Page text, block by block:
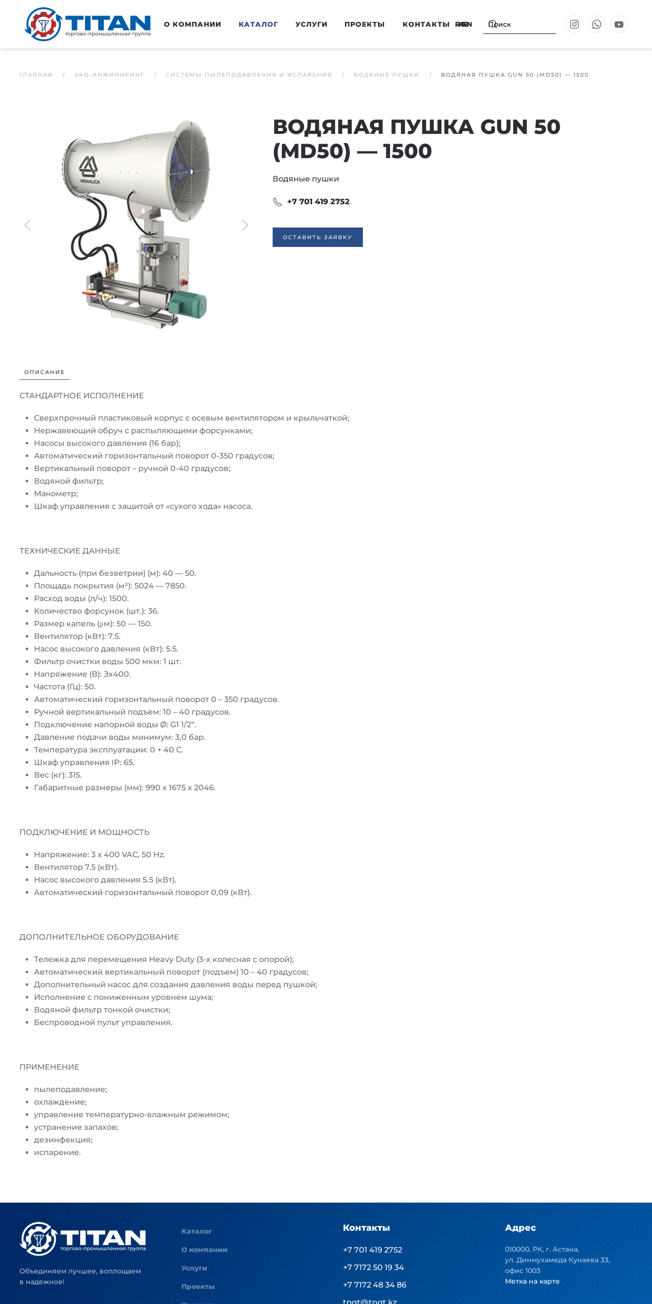
Перейти к основному содержанию О КОМПАНИИ КАТАЛОГ УСЛУГИ ПРОЕКТЫ КОНТАКТЫ RU
KZ
EN
ГЛАВНАЯ ЭКО-ИНЖИНИРИНГ СИСТЕМЫ ПЫЛЕПОДАВЛЕНИЯ И ИСПАРЕНИЯ ВОДЯНЫЕ ПУШКИ ВОДЯНАЯ ПУШКА GUN 50 (MD50) — 1500
ВОДЯНАЯ ПУШКА GUN 50
(MD50) — 1500
Водяные пушки
+7 701 419 2752
ОСТАВИТЬ ЗАЯВКУ
ОПИСАНИЕ
СТАНДАРТНОЕ ИСПОЛНЕНИЕ
Сверхпрочный пластиковый корпус с осевым вентилятором и крыльчаткой;
Нержавеющий обруч с распыляющими форсунками;
Насосы высокого давления (16 бар);
Автоматический горизонтальный поворот 0-350 градусов;
Вертикальный поворот – ручной 0-40 градусов;
Водяной фильтр;
Манометр;
Шкаф управления с защитой от «сухого хода» насоса.
ТЕХНИЧЕСКИЕ ДАННЫЕ
Дальность (при безветрии) (м): 40 — 50.
Площадь покрытия (м²): 5024 — 7850.
Расход воды (л/ч): 1500.
Количество форсунок (шт.): 36.
Размер капель (μм): 50 — 150.
Вентилятор (кВт): 7.5.
Насос высокого давления (кВт): 5.5.
Фильтр очистки воды 500 мкм: 1 шт.
Напряжение (В): Зх400.
Частота (Гц): 50.
Автоматический горизонтальный поворот 0 – 350 градусов.
Ручной вертикальный подъем: 10 – 40 градусов.
Подключение напорной воды Ø: G1 1/2“.
Давление подачи воды минимум: 3,0 бар.
Температура эксплуатации: 0 + 40 С.
Шкаф управления IP: 65.
Вес (кг): 315.
Габаритные размеры (мм): 990 х 1675 х 2046.
ПОДКЛЮЧЕНИЕ И МОЩНОСТЬ
Напряжение: 3 x 400 VAC, 50 Hz.
Вентилятор 7.5 (кВт).
Насос высокого давления 5.5 (кВт).
Автоматический горизонтальный поворот 0,09 (кВт).
ДОПОЛНИТЕЛЬНОЕ ОБОРУДОВАНИЕ
Тележка для перемещения Heavy Duty (3-х колесная с опорой);
Автоматический вертикальный поворот (подъем) 10 – 40 градусов;
Дополнительный насос для создания давления воды перед пушкой;
Исполнение с пониженным уровнем шума;
Водяной фильтр тонкой очистки;
Беспроводной пульт управления.
ПРИМЕНЕНИЕ
пылеподавление;
охлаждение;
управление температурно-влажным режимом;
устранение запахов;
дезинфекция;
испарение.
Объединяем лучшее, воплощаем
в надежное!
Каталог
О компании
Услуги
Проекты
Контакты
+7 701 419 2752
+7 7172 50 19 34
+7 7172 48 34 86
Адрес
010000, РК, г. Астана,
ул. Динмухамеда Кунаева 33,
офис 1003
Метка на карте